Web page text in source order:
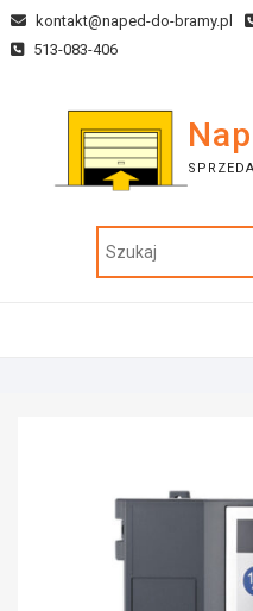
kontakt@naped-do-bramy.pl
513-083-406